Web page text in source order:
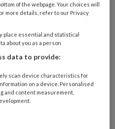
of the webpage. Your choices will
more details, refer to our Privacy
place essential and statistical
about you as a person
data to provide:
scan device characteristics for
on a device. Personalised
and content measurement,